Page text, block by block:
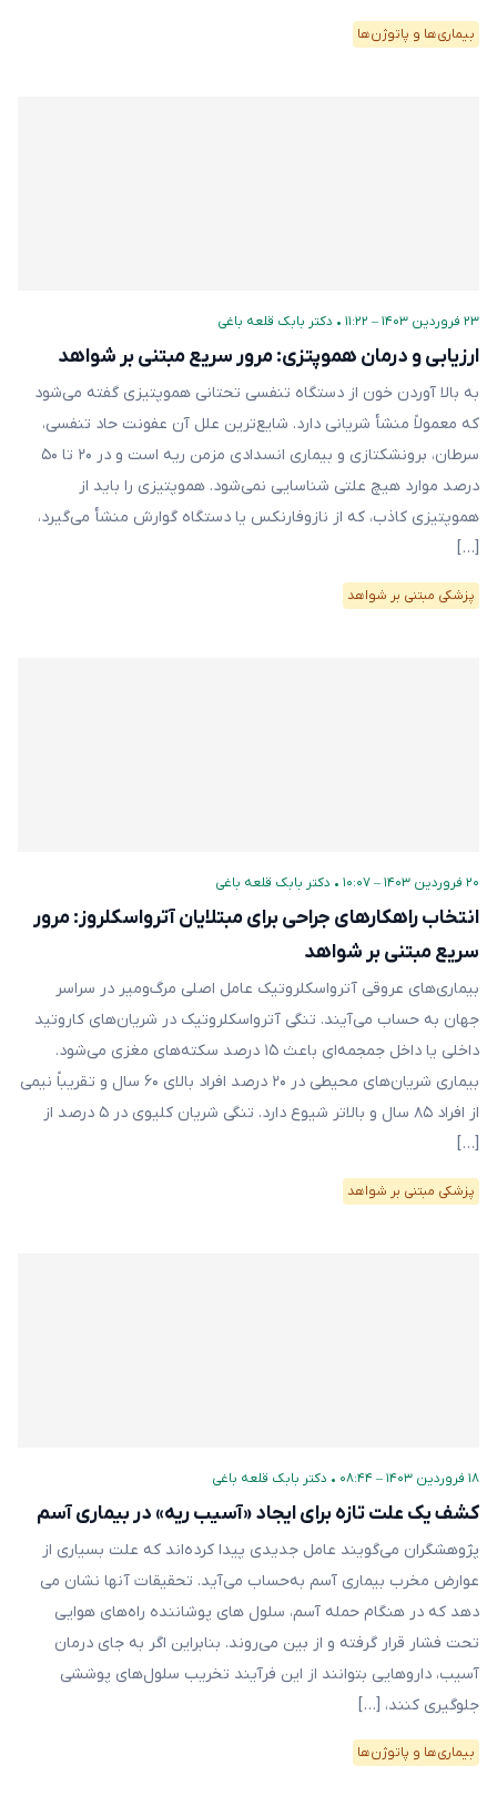
بیماری‌ها و پاتوژن‌ها
۲۳ فروردین ۱۴۰۳ – ۱۱:۲۲ • دکتر بابک قلعه‌ باغی
ارزیابی و درمان هموپتزی: مرور سریع مبتنی بر شواهد
به بالا آوردن خون از دستگاه تنفسی تحتانی هموپتیزی گفته می‌شود
که معمولاً منشأ شریانی دارد. شایع‌ترین علل آن عفونت حاد تنفسی،
سرطان، برونشکتازی و بیماری انسدادی مزمن ریه است و در ۲۰ تا ۵۰
درصد موارد هیچ علتی شناسایی نمی‌شود. هموپتیزی را باید از
هموپتیزی کاذب، که از نازوفارنکس یا دستگاه گوارش منشأ می‌گیرد،
[…]
پزشکی مبتنی بر شواهد
۲۰ فروردین ۱۴۰۳ – ۱۰:۰۷ • دکتر بابک قلعه‌ باغی
انتخاب راهکارهای جراحی برای مبتلایان آترواسکلروز: مرور
سریع مبتنی بر شواهد
بیماری‌های عروقی آترواسکلروتیک عامل اصلی مرگ‌و‌میر در سراسر
جهان به حساب می‌آیند. تنگی آترواسکلروتیک در شریان‌های کاروتید
داخلی یا داخل جمجمه‌ای باعث ۱۵ درصد سکته‌های مغزی می‌شود.
بیماری شریان‌های محیطی در ۲۰ درصد افراد بالای ۶۰ سال و تقریباً نیمی
از افراد ۸۵ سال و بالاتر شیوع دارد. تنگی شریان کلیوی در ۵ درصد از
[…]
پزشکی مبتنی بر شواهد
۱۸ فروردین ۱۴۰۳ – ۰۸:۴۴ • دکتر بابک قلعه‌ باغی
کشف یک علت تازه برای ایجاد «آسیب ریه» در بیماری آسم
پژوهشگران می‌گویند عامل جدیدی پیدا کرده‌اند که علت بسیاری از
عوارض مخرب بیماری آسم به‌حساب می‌آید. تحقیقات آنها نشان می
دهد که در هنگام حمله آسم، سلول های پوشاننده راه‌های هوایی
تحت فشار قرار گرفته و از بین می‌روند. بنابراین اگر به جای درمان
آسیب، داروهایی بتوانند از این فرآیند تخریب سلول‌های پوششی
جلوگیری کنند، […]
بیماری‌ها و پاتوژن‌ها